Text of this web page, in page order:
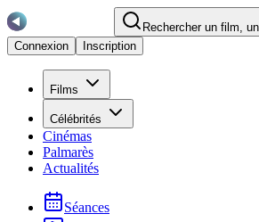
Rechercher un film,
Connexion
Inscription
Films
Célébrités
Cinémas
Palmarès
Actualités
Séances